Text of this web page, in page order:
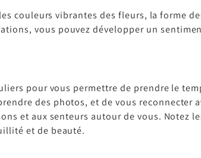
couleurs vibrantes des fleurs, la forme
vous pouvez développer un
pour vous permettre de prendre le
des photos, et de vous reconnecter
et aux senteurs autour de vous.
et de beauté.